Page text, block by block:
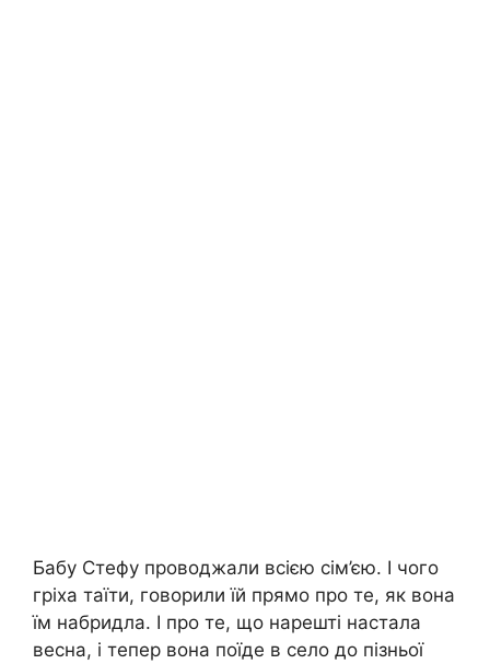
Бабу Стефу проводжали всією сім’єю. І чого
гріха таїти, говорили їй прямо про те, як вона
їм набридла. І про те, що нарешті настала
весна, і тепер вона поїде в село до пізньої